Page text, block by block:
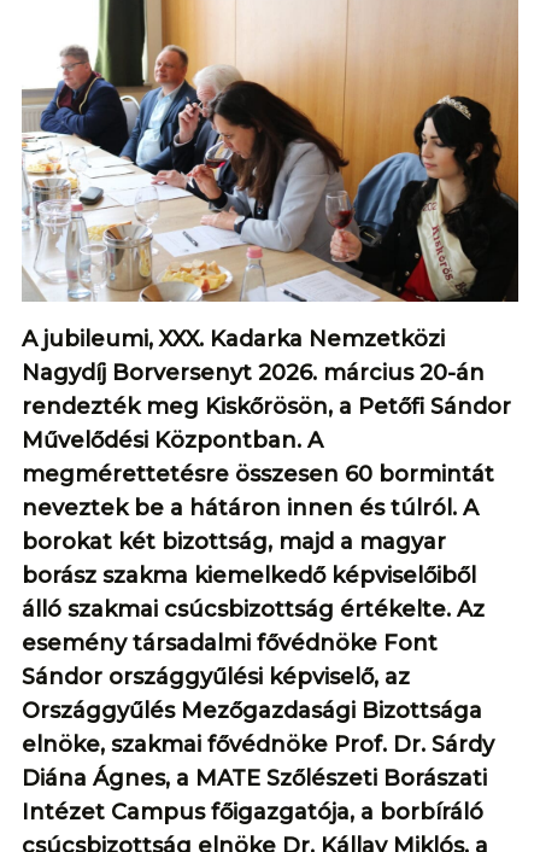
A jubileumi, XXX. Kadarka Nemzetközi
Nagydíj Borversenyt 2026. március 20-án
rendezték meg Kiskőrösön, a Petőfi Sándor
Művelődési Központban. A
megmérettetésre összesen 60 bormintát
neveztek be a hátáron innen és túlról. A
borokat két bizottság, majd a magyar
borász szakma kiemelkedő képviselőiből
álló szakmai csúcsbizottság értékelte. Az
esemény társadalmi fővédnöke Font
Sándor országgyűlési képviselő, az
Országgyűlés Mezőgazdasági Bizottsága
elnöke, szakmai fővédnöke Prof. Dr. Sárdy
Diána Ágnes, a MATE Szőlészeti Borászati
Intézet Campus főigazgatója, a borbíráló
csúcsbizottság elnöke Dr. Kállay Miklós, a